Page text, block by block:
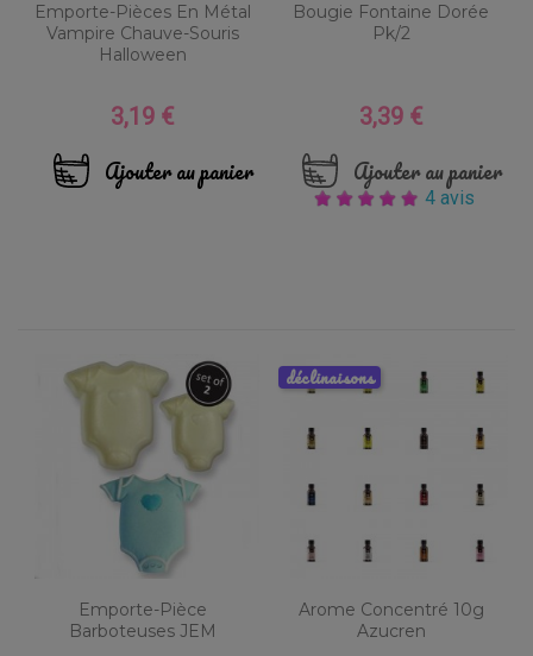
Emporte-Pièces En Métal
Vampire Chauve-Souris
Halloween
Prix
3,19 €
Ajouter au panier
Bougie Fontaine Dorée
Pk/2
Prix
3,39 €
Ajouter au panier
4 avis
Emporte-Pièce
Barboteuses JEM
Arome Concentré 10g
Azucren
déclinaisons